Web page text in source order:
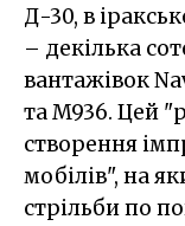
Д-30, в
– декілька
вантажівок
та M936. Цей
створення
мобілів", на
стрільби по